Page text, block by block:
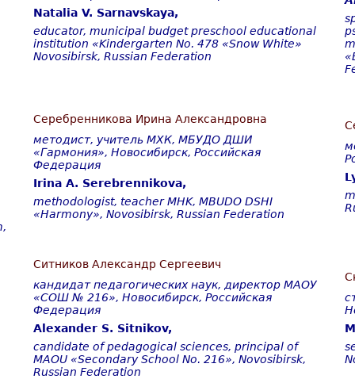
Natalia V. Sarnavskaya,
educator, municipal budget preschool educational
institution «Kindergarten No. 478 «Snow White»
Novosibirsk, Russian Federation
,
Серебренникова Ирина Александровна
методист, учитель МХК, МБУДО ДШИ
«Гармония», Новосибирск, Российская
Федерация
Irina A. Serebrennikova,
methodologist, teacher MHK, MBUDO DSHI
«Harmony», Novosibirsk, Russian Federation
Ситников Александр Сергеевич
кандидат педагогических наук, директор МАОУ
«СОШ № 216», Новосибирск, Российская
Федерация
Alexander S. Sitnikov,
candidate of pedagogical sciences, principal of
MAOU «Secondary School No. 216», Novosibirsk,
Russian Federation